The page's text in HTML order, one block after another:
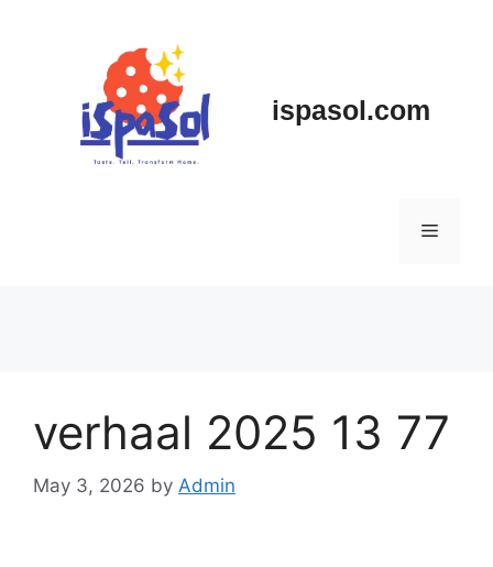
ispasol.com
Menu
verhaal 2025 13 77
May 3, 2026 by Admin